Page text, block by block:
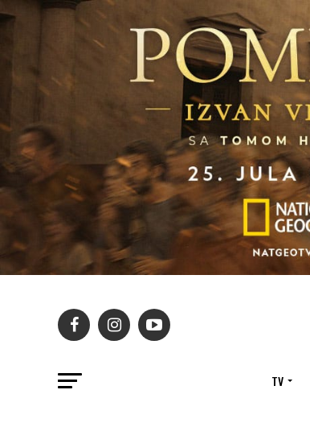
TV